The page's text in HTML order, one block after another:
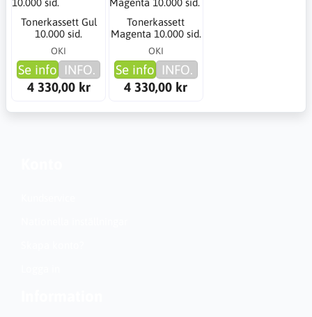
Tonerkassett Gul
10.000 sid.
OKI
Se info INFO.
4 330,00 kr
Tonerkassett
Magenta 10.000 sid.
OKI
Se info INFO.
4 330,00 kr